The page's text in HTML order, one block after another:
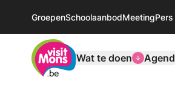
GroepenSchoolaanbodMeetingPers
VisitMons Logo
Wat te doen